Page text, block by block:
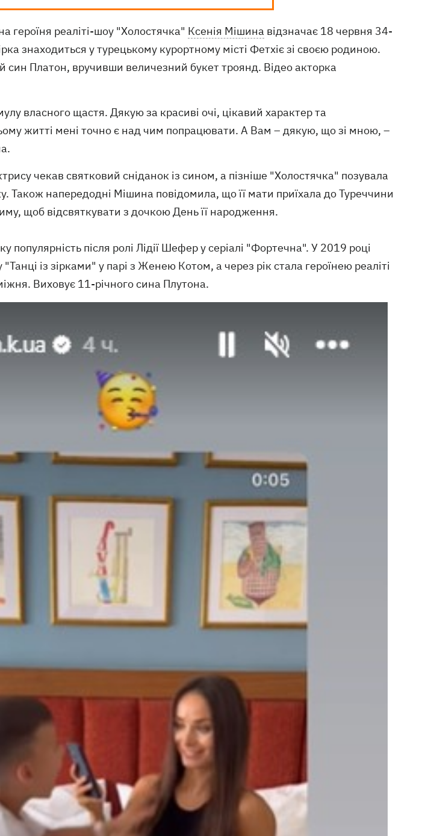
героїня реаліті-шоу "Холостячка" Ксенія Мішина відзначає 18 червня 34-
знаходиться у турецькому курортному місті Фетхіє зі своєю родиною.
син Платон, вручивши величезний букет троянд. Відео акторка
власного щастя. Дякую за красиві очі, цікавий характер та
житті мені точно є над чим попрацювати. А Вам – дякую, що зі мною, –
чекав святковий сніданок із сином, а пізніше "Холостячка" позувала
Також напередодні Мішина повідомила, що її мати приїхала до Туреччини
щоб відсвяткувати з дочкою День її народження.
популярність після ролі Лідії Шефер у серіалі "Фортечна". У 2019 році
із зірками" у парі з Женею Котом, а через рік стала героїнею реаліті
Виховує 11-річного сина Плутона.